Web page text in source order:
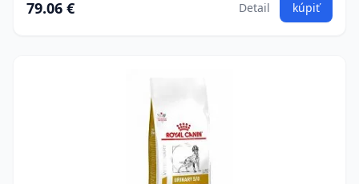
79.06 € Detail kúpiť